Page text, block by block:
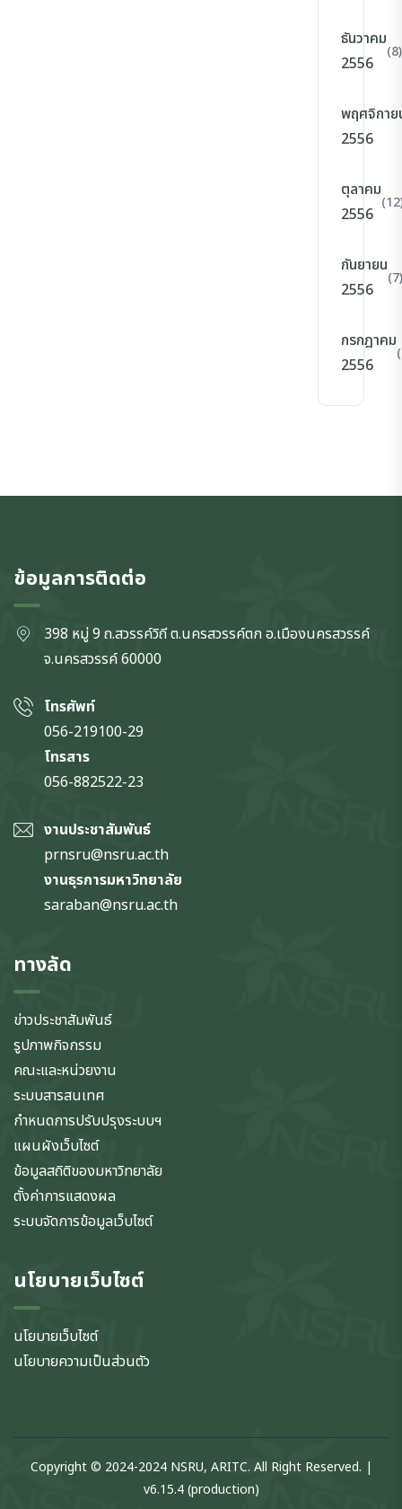
ธันวาคม
2556
(8)
พฤศจิกาย
2556
ตุลาคม
2556
กันยายน
2556
(7)
กรกฎาคม
2556
ข้อมูลการติดต่อ
398 หมู่ 9 ถ.สวรรค์วิถี ต.นครสวรรค์ตก อ.เมืองนครสวรรค์
จ.นครสวรรค์60000
โทรศัพท์
056-219100-29
โทรสาร
056-882522-23
งานประชาสัมพันธ์
prnsru@nsru.ac.th
งานธุรการมหาวิทยาลัย
saraban@nsru.ac.th
ทางลัด
ข่าวประชาสัมพันธ์
รูปภาพกิจกรรม
คณะและหน่วยงาน
ระบบสารสนเทศ
กำหนดการปรับปรุงระบบฯ
แผนผังเว็บไซต์
ข้อมูลสถิติของมหาวิทยาลัย
ตั้งค่าการแสดงผล
ระบบจัดการข้อมูลเว็บไซต์
นโยบายเว็บไซต์
นโยบายเว็บไซต์
นโยบายความเป็นส่วนตัว
Copyright © 2024-2024 NSRU, ARITC. All Right Reserved. |
v6.15.4 (production)